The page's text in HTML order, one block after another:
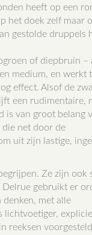
heeft op een
het doek zelf maar
gestolde druppels
of diepbruin –
medium, en werkt
effect. Alsof de
een rudimentaire,
is van groot belang
die net door de
uit zijn lastige,
Ze zijn ook
Delrue gebruikt er
met alle
lichtvoetiger,
reeksen